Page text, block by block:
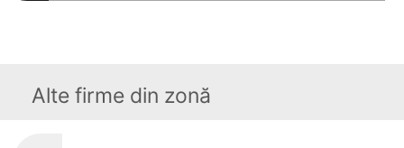
Alte firme din zonă